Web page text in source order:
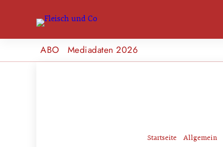
ABO Mediadaten 2026
Startseite Allgemein